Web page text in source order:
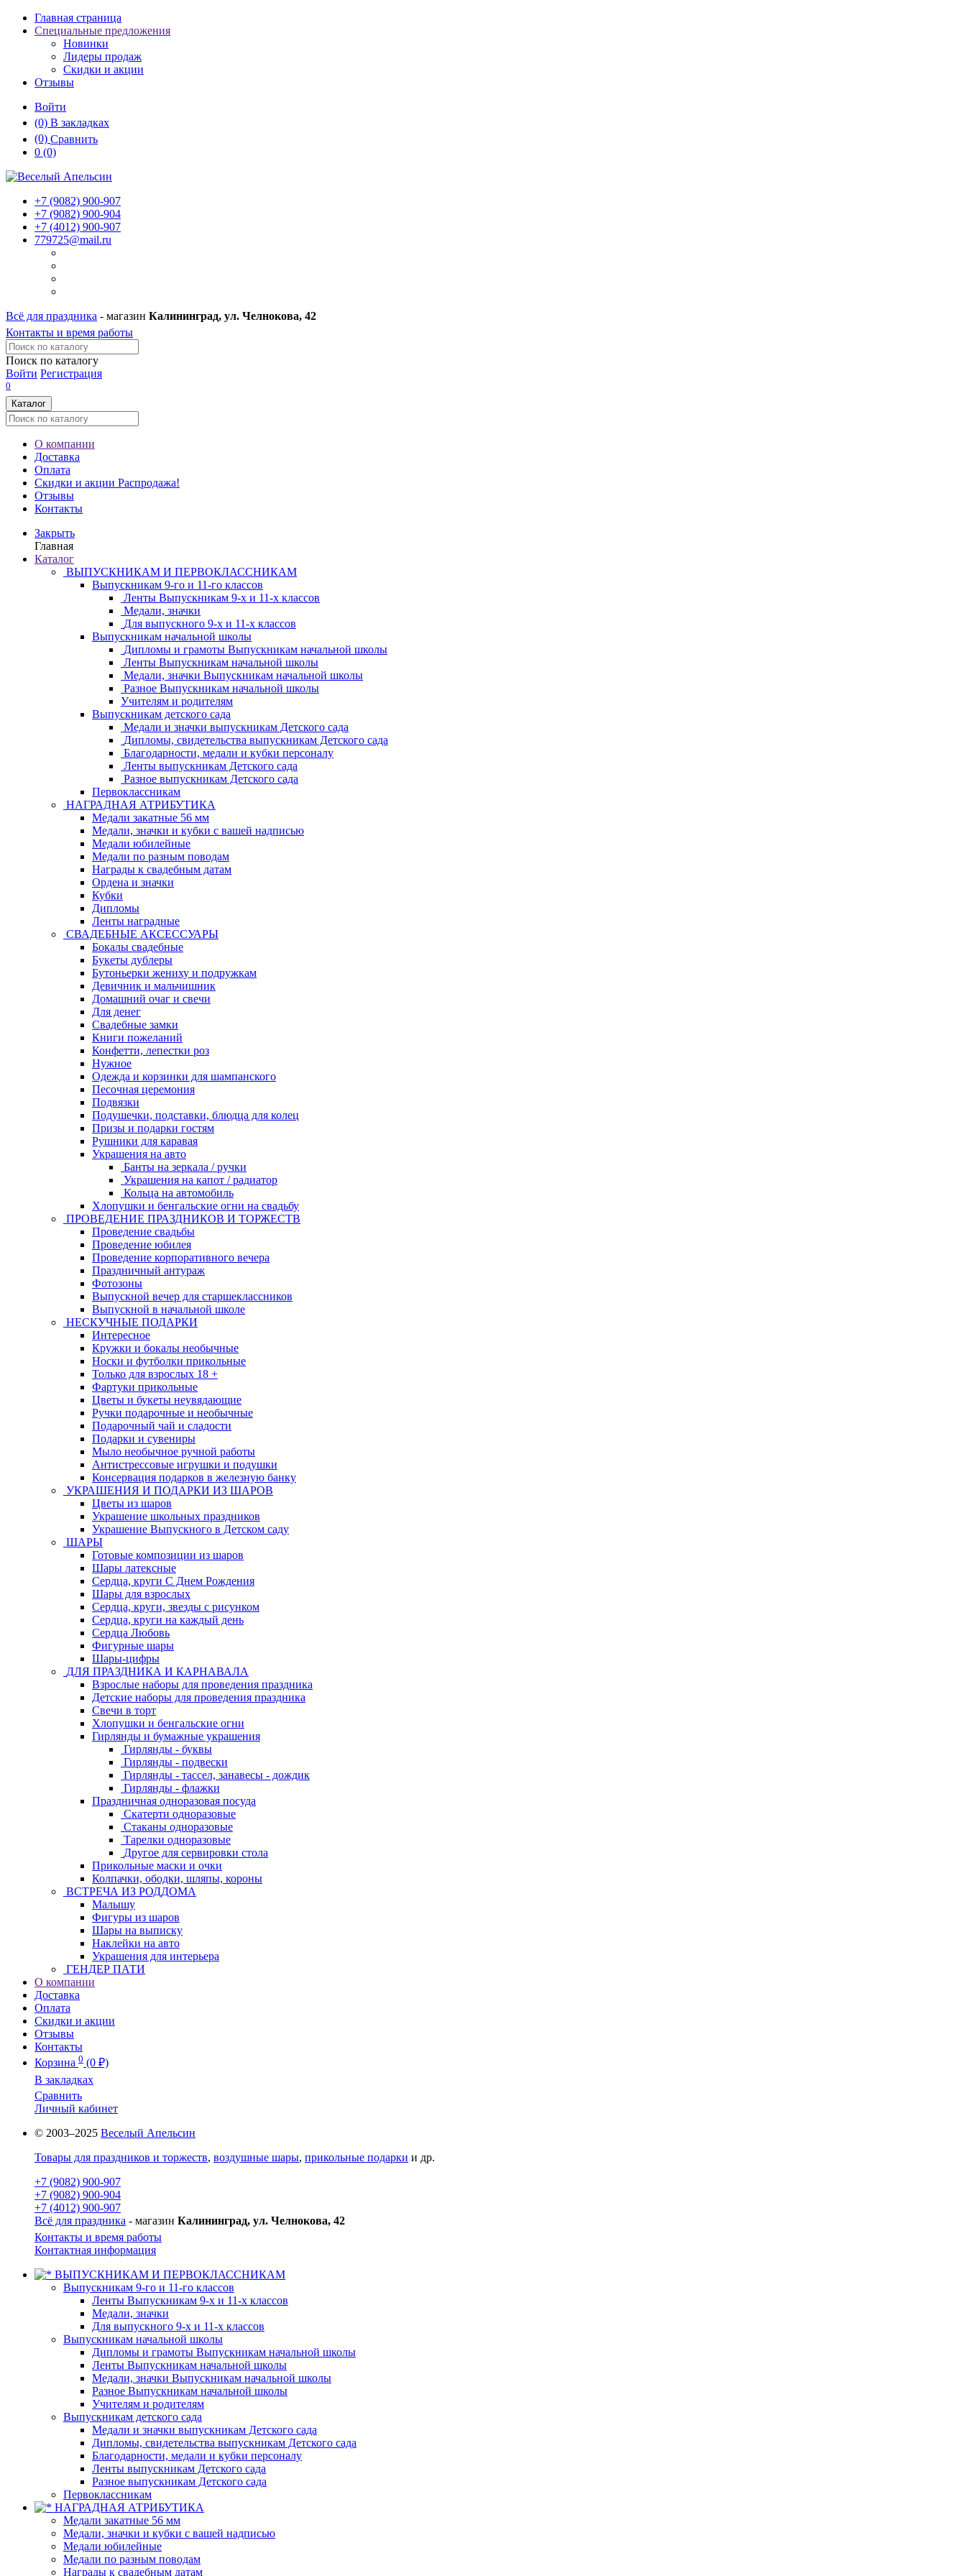
Главная страница
Специальные предложения
Новинки
Лидеры продаж
Скидки и акции
Отзывы
Войти
(0) В закладках
(0) Сравнить
0 (0)
+7 (9082) 900-907
+7 (9082) 900-904
+7 (4012) 900-907
779725@mail.ru
Всё для праздника - магазин Калининград, ул. Челнокова, 42
Контакты и время работы
Поиск по каталогу
Войти Регистрация
0
Каталог
О компании
Доставка
Оплата
Скидки и акции Распродажа!
Отзывы
Контакты
Закрыть
Главная
Каталог
ВЫПУСКНИКАМ И ПЕРВОКЛАССНИКАМ
Выпускникам 9-го и 11-го классов
Ленты Выпускникам 9-х и 11-х классов
Медали, значки
Для выпускного 9-х и 11-х классов
Выпускникам начальной школы
Дипломы и грамоты Выпускникам начальной школы
Ленты Выпускникам начальной школы
Медали, значки Выпускникам начальной школы
Разное Выпускникам начальной школы
Учителям и родителям
Выпускникам детского сада
Медали и значки выпускникам Детского сада
Дипломы, свидетельства выпускникам Детского сада
Благодарности, медали и кубки персоналу
Ленты выпускникам Детского сада
Разное выпускникам Детского сада
Первоклассникам
НАГРАДНАЯ АТРИБУТИКА
Медали закатные 56 мм
Медали, значки и кубки с вашей надписью
Медали юбилейные
Медали по разным поводам
Награды к свадебным датам
Ордена и значки
Кубки
Дипломы
Ленты наградные
СВАДЕБНЫЕ АКСЕССУАРЫ
Бокалы свадебные
Букеты дублеры
Бутоньерки жениху и подружкам
Девичник и мальчишник
Домашний очаг и свечи
Для денег
Свадебные замки
Книги пожеланий
Конфетти, лепестки роз
Нужное
Одежда и корзинки для шампанского
Песочная церемония
Подвязки
Подушечки, подставки, блюдца для колец
Призы и подарки гостям
Рушники для каравая
Украшения на авто
Банты на зеркала / ручки
Украшения на капот / радиатор
Кольца на автомобиль
Хлопушки и бенгальские огни на свадьбу
ПРОВЕДЕНИЕ ПРАЗДНИКОВ И ТОРЖЕСТВ
Проведение свадьбы
Проведение юбилея
Проведение корпоративного вечера
Праздничный антураж
Фотозоны
Выпускной вечер для старшеклассников
Выпускной в начальной школе
НЕСКУЧНЫЕ ПОДАРКИ
Интересное
Кружки и бокалы необычные
Носки и футболки прикольные
Только для взрослых 18 +
Фартуки прикольные
Цветы и букеты неувядающие
Ручки подарочные и необычные
Подарочный чай и сладости
Подарки и сувениры
Мыло необычное ручной работы
Антистрессовые игрушки и подушки
Консервация подарков в железную банку
УКРАШЕНИЯ И ПОДАРКИ ИЗ ШАРОВ
Цветы из шаров
Украшение школьных праздников
Украшение Выпускного в Детском саду
ШАРЫ
Готовые композиции из шаров
Шары латексные
Сердца, круги С Днем Рождения
Шары для взрослых
Сердца, круги, звезды с рисунком
Сердца, круги на каждый день
Сердца Любовь
Фигурные шары
Шары-цифры
ДЛЯ ПРАЗДНИКА И КАРНАВАЛА
Взрослые наборы для проведения праздника
Детские наборы для проведения праздника
Свечи в торт
Хлопушки и бенгальские огни
Гирлянды и бумажные украшения
Гирлянды - буквы
Гирлянды - подвески
Гирлянды - тассел, занавесы - дождик
Гирлянды - флажки
Праздничная одноразовая посуда
Скатерти одноразовые
Стаканы одноразовые
Тарелки одноразовые
Другое для сервировки стола
Прикольные маски и очки
Колпачки, ободки, шляпы, короны
ВСТРЕЧА ИЗ РОДДОМА
Малышу
Фигуры из шаров
Шары на выписку
Наклейки на авто
Украшения для интерьера
ГЕНДЕР ПАТИ
О компании
Доставка
Оплата
Скидки и акции
Отзывы
Контакты
Корзина 0 (0 ₽)
В закладках
Сравнить
Личный кабинет
© 2003–2025 Веселый Апельсин
Товары для праздников и торжеств, воздушные шары, прикольные подарки и др.
+7 (9082) 900-907
+7 (9082) 900-904
+7 (4012) 900-907
Всё для праздника - магазин Калининград, ул. Челнокова, 42
Контакты и время работы
Контактная информация
ВЫПУСКНИКАМ И ПЕРВОКЛАССНИКАМ
Выпускникам 9-го и 11-го классов
Ленты Выпускникам 9-х и 11-х классов
Медали, значки
Для выпускного 9-х и 11-х классов
Выпускникам начальной школы
Дипломы и грамоты Выпускникам начальной школы
Ленты Выпускникам начальной школы
Медали, значки Выпускникам начальной школы
Разное Выпускникам начальной школы
Учителям и родителям
Выпускникам детского сада
Медали и значки выпускникам Детского сада
Дипломы, свидетельства выпускникам Детского сада
Благодарности, медали и кубки персоналу
Ленты выпускникам Детского сада
Разное выпускникам Детского сада
Первоклассникам
НАГРАДНАЯ АТРИБУТИКА
Медали закатные 56 мм
Медали, значки и кубки с вашей надписью
Медали юбилейные
Медали по разным поводам
Награды к свадебным датам